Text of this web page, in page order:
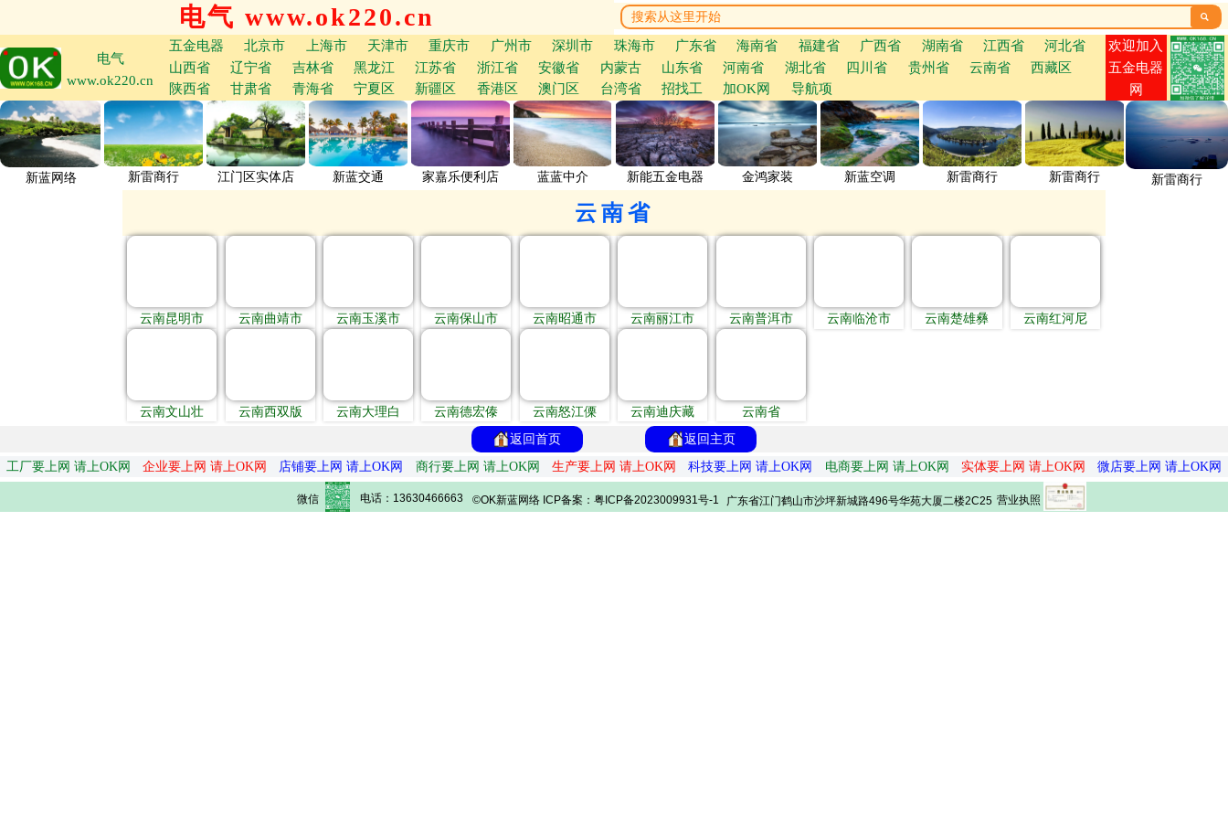
电气 www.ok220.cn 
电气
www.ok220.cn
五金电器 北京市 上海市 天津市 重庆市 广州市 深圳市 珠海市 广东省 海南省 福建省 广西省 湖南省 江西省
河北省
山西省
辽宁省 吉林省 黑龙江 江苏省 浙江省 安徽省 内蒙古 山东省 河南省 湖北省 四川省 贵州省 云南省
西藏区
陕西省
甘肃省 青海省 宁夏区 新疆区 香港区 澳门区 台湾省 招找工 加OK网 导航项
欢迎加入
五金电器
网
新蓝网络 新雷商行 江门区实体店 新蓝交通 家嘉乐便利店 蓝蓝中介 新能五金电器 金鸿家装 新蓝空调 新雷商行 新雷商行 新雷商行
云南省
云南昆明市 云南曲靖市 云南玉溪市 云南保山市 云南昭通市 云南丽江市 云南普洱市 云南临沧市 云南楚雄彝 云南红河尼
云南文山壮 云南西双版 云南大理白 云南德宏傣 云南怒江傈 云南迪庆藏
云南省
返回首页
返回主页
工厂要上网 请上OK网
企业要上网 请上OK网 店铺要上网 请上OK网 商行要上网 请上OK网 生产要上网 请上OK网 科技要上网 请上OK网 电商要上网 请上OK网 实体要上网 请上OK网 微店要上网 请上OK网
微信 电话：13630466663 ©OK新蓝网络 ICP备案：粤ICP备2023009931号-1 广东省江门鹤山市沙坪新城路496号华苑大厦二楼2C25 营业执照